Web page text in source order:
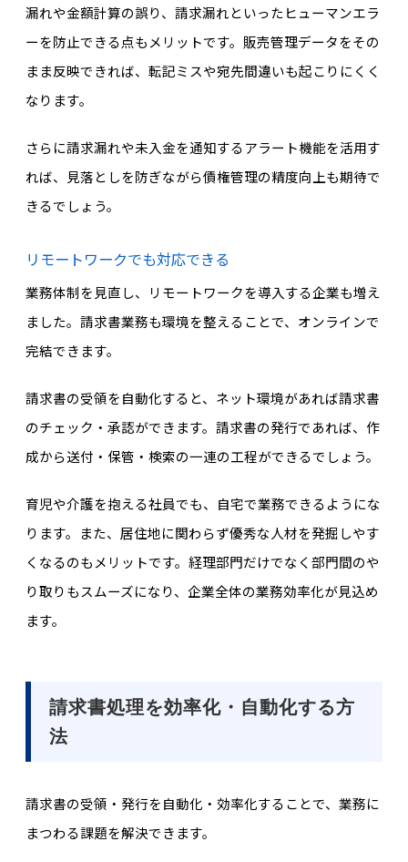
漏れや金額計算の誤り、請求漏れといったヒューマンエラ
ーを防止できる点もメリットです。販売管理データをその
まま反映できれば、転記ミスや宛先間違いも起こりにくく
なります。
さらに請求漏れや未入金を通知するアラート機能を活用す
れば、見落としを防ぎながら債権管理の精度向上も期待で
きるでしょう。
リモートワークでも対応できる
業務体制を見直し、リモートワークを導入する企業も増え
ました。請求書業務も環境を整えることで、オンラインで
完結できます。
請求書の受領を自動化すると、ネット環境があれば請求書
のチェック・承認ができます。請求書の発行であれば、作
成から送付・保管・検索の一連の工程ができるでしょう。
育児や介護を抱える社員でも、自宅で業務できるようにな
ります。また、居住地に関わらず優秀な人材を発掘しやす
くなるのもメリットです。経理部門だけでなく部門間のや
り取りもスムーズになり、企業全体の業務効率化が見込め
ます。
請求書処理を効率化・自動化する方
法
請求書の受領・発行を自動化・効率化することで、業務に
まつわる課題を解決できます。